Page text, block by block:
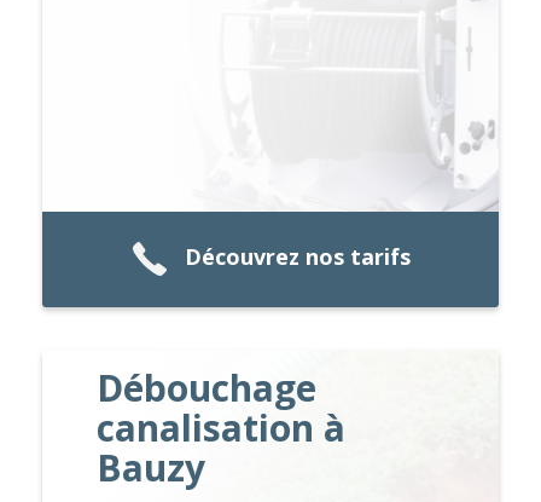
Découvrez nos tarifs
Débouchage
canalisation à
Bauzy